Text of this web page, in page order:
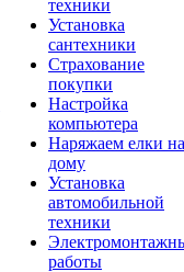
техники
Установка
сантехники
Страхование
покупки
Настройка
компьютера
Наряжаем елки на
дому
Установка
автомобильной
техники
работы